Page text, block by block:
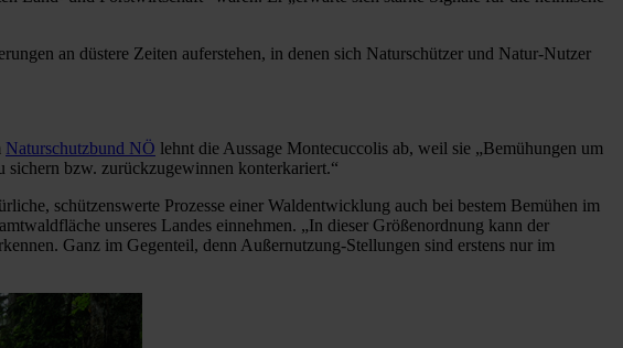
an düstere Zeiten auferstehen, in denen sich Naturschützer und Natur-Nutzer
Naturschutzbund NÖ lehnt die Aussage Montecuccolis ab, weil sie „Bemühungen um
bzw. zurückzugewinnen konterkariert.“
schützenswerte Prozesse einer Waldentwicklung auch bei bestem Bemühen im
unseres Landes einnehmen. „In dieser Größenordnung kann der
Ganz im Gegenteil, denn Außernutzung-Stellungen sind erstens nur im